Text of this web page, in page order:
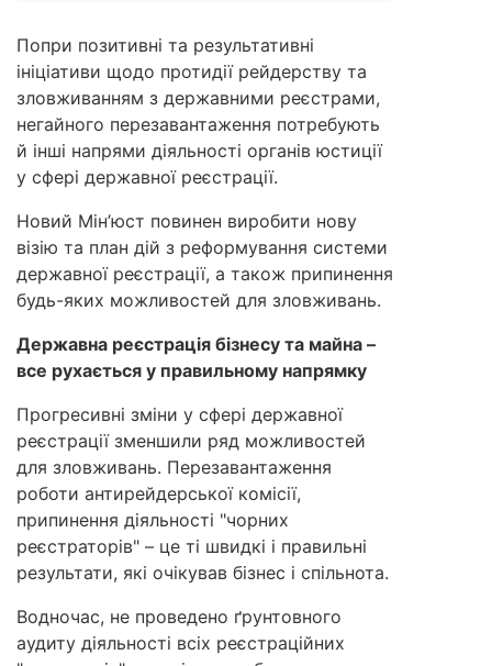
Попри позитивні та результативні
ініціативи щодо протидії рейдерству та
зловживанням з державними реєстрами,
негайного перезавантаження потребують
й інші напрями діяльності органів юстиції
у сфері державної реєстрації.
Новий Мін’юст повинен виробити нову
візію та план дій з реформування системи
державної реєстрації, а також припинення
будь-яких можливостей для зловживань.
Державна реєстрація бізнесу та майна –
все рухається у правильному напрямку
Прогресивні зміни у сфері державної
реєстрації зменшили ряд можливостей
для зловживань. Перезавантаження
роботи антирейдерської комісії,
припинення діяльності "чорних
реєстраторів" – це ті швидкі і правильні
результати, які очікував бізнес і спільнота.
Водночас, не проведено ґрунтовного
аудиту діяльності всіх реєстраційних